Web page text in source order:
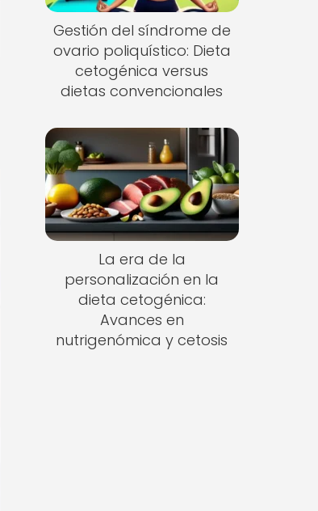
Gestión del síndrome de
ovario poliquístico: Dieta
cetogénica versus
dietas convencionales
La era de la
personalización en la
dieta cetogénica:
Avances en
nutrigenómica y cetosis